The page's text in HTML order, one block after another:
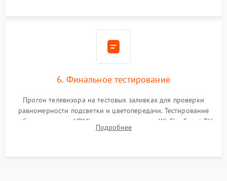
6. Финальное тестирование
Прогон телевизора на тестовых заливках для проверки
равномерности подсветки и цветопередачи. Тестирование
работы разъемов HDMI, динамиков, модуля Wi-Fi и Smart TV
в рабочем режиме в течение нескольких часов.
Подробнее